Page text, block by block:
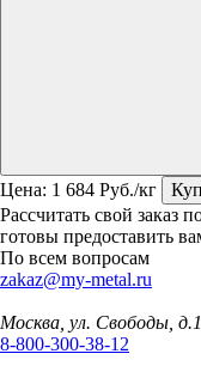
Цена: 1 684 Руб./кг
Рассчитать свой заказ
готовы предоставить
По всем вопросам
zakaz@my-metal.ru
Москва, ул. Свободы,
8-800-300-38-12